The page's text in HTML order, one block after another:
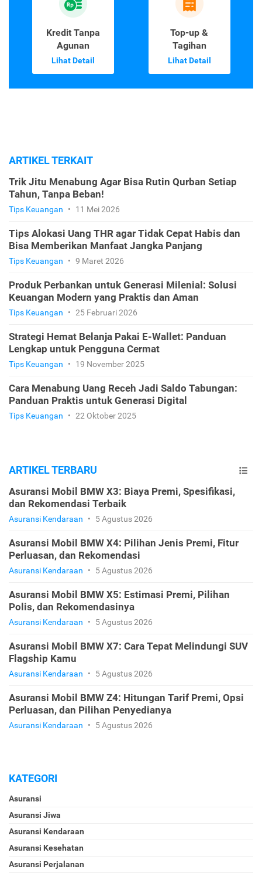
Kredit Tanpa
Agunan
Lihat Detail
Top-up &
Tagihan
Lihat Detail
ARTIKEL TERKAIT
Trik Jitu Menabung Agar Bisa Rutin Qurban Setiap
Tahun, Tanpa Beban!
Tips Keuangan • 11 Mei 2026
Tips Alokasi Uang THR agar Tidak Cepat Habis dan
Bisa Memberikan Manfaat Jangka Panjang
Tips Keuangan • 9 Maret 2026
Produk Perbankan untuk Generasi Milenial: Solusi
Keuangan Modern yang Praktis dan Aman
Tips Keuangan • 25 Februari 2026
Strategi Hemat Belanja Pakai E-Wallet: Panduan
Lengkap untuk Pengguna Cermat
Tips Keuangan • 19 November 2025
Cara Menabung Uang Receh Jadi Saldo Tabungan:
Panduan Praktis untuk Generasi Digital
Tips Keuangan • 22 Oktober 2025
ARTIKEL TERBARU
Asuransi Mobil BMW X3: Biaya Premi, Spesifikasi,
dan Rekomendasi Terbaik
Asuransi Kendaraan • 5 Agustus 2026
Asuransi Mobil BMW X4: Pilihan Jenis Premi, Fitur
Perluasan, dan Rekomendasi
Asuransi Kendaraan • 5 Agustus 2026
Asuransi Mobil BMW X5: Estimasi Premi, Pilihan
Polis, dan Rekomendasinya
Asuransi Kendaraan • 5 Agustus 2026
Asuransi Mobil BMW X7: Cara Tepat Melindungi SUV
Flagship Kamu
Asuransi Kendaraan • 5 Agustus 2026
Asuransi Mobil BMW Z4: Hitungan Tarif Premi, Opsi
Perluasan, dan Pilihan Penyedianya
Asuransi Kendaraan • 5 Agustus 2026
KATEGORI
Asuransi
Asuransi Jiwa
Asuransi Kendaraan
Asuransi Kesehatan
Asuransi Perjalanan